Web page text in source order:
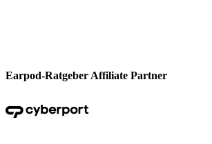
Earpod-Ratgeber Affiliate Partner